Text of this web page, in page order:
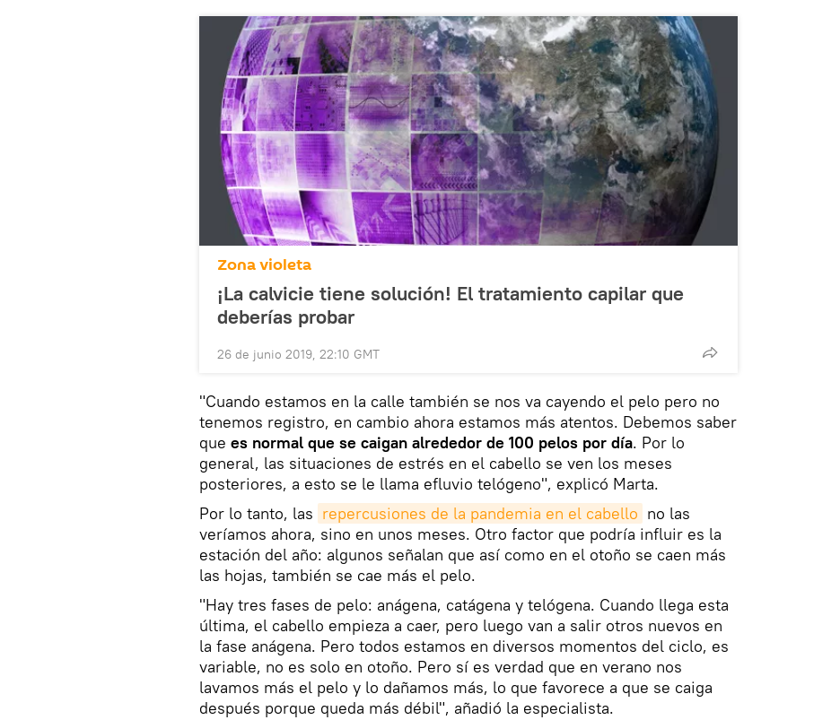
Zona violeta
¡La calvicie tiene solución! El tratamiento capilar que
deberías probar
26 de junio 2019, 22:10 GMT
"Cuando estamos en la calle también se nos va cayendo el pelo pero no
tenemos registro, en cambio ahora estamos más atentos. Debemos saber
que es normal que se caigan alrededor de 100 pelos por día. Por lo
general, las situaciones de estrés en el cabello se ven los meses
posteriores, a esto se le llama efluvio telógeno", explicó Marta.
Por lo tanto, las repercusiones de la pandemia en el cabello no las
veríamos ahora, sino en unos meses. Otro factor que podría influir es la
estación del año: algunos señalan que así como en el otoño se caen más
las hojas, también se cae más el pelo.
"Hay tres fases de pelo: anágena, catágena y telógena. Cuando llega esta
última, el cabello empieza a caer, pero luego van a salir otros nuevos en
la fase anágena. Pero todos estamos en diversos momentos del ciclo, es
variable, no es solo en otoño. Pero sí es verdad que en verano nos
lavamos más el pelo y lo dañamos más, lo que favorece a que se caiga
después porque queda más débil", añadió la especialista.